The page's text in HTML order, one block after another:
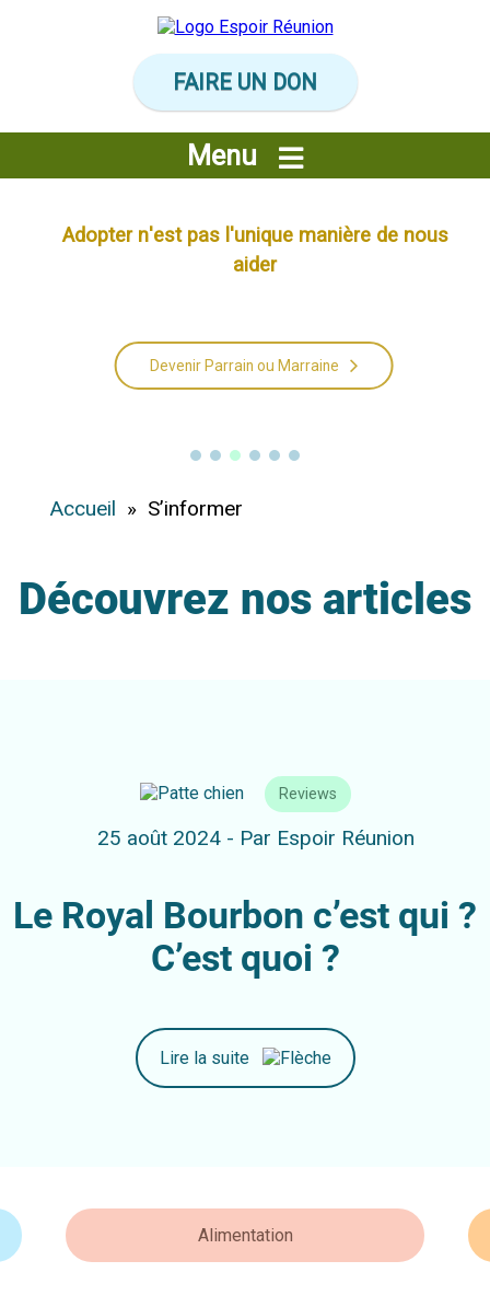
FAIRE UN DON
Menu
Adopter n'est pas 'unique manière de nous
aider
Devenir Parrain ou Marraine
Accueil » S’informer
Découvrez nos articles
Reviews
25 août 2024 - Par Espoir Réunion
Le Royal Bourbon c’est qui ?
C’est quoi ?
Lire la suite
Alimentation